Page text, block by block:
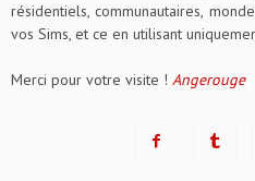
résidentiels, communautaires,
vos Sims, et ce en utilisant
Merci pour votre visite ! Angerouge